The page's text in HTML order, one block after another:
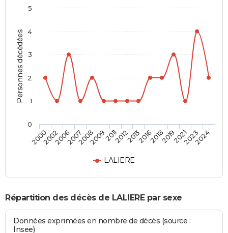
Personnes décédées
LALIERE
200020022006200720082009201120122013201620182019202120232024
0
1
2
3
4
5
Répartition des décès de LALIERE par sexe
Données exprimées en nombre de décès (source :
Insee)